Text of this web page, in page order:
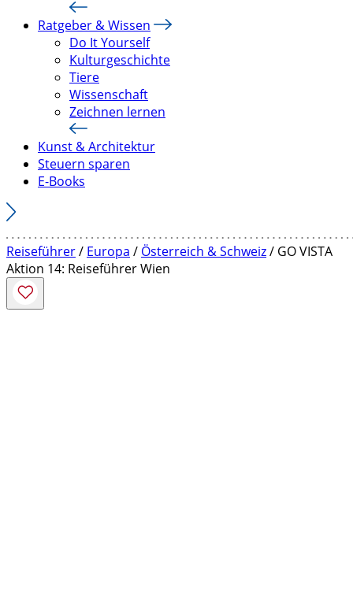
Ratgeber & Wissen
Do It Yourself
Kulturgeschichte
Tiere
Wissenschaft
Zeichnen lernen
Kunst & Architektur
Steuern sparen
E-Books
Reiseführer/ Europa / Österreich & Schweiz/ GO VISTA
Aktion 14: Reiseführer Wien